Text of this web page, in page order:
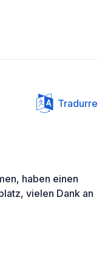
Tradurre
haben einen
vielen Dank an